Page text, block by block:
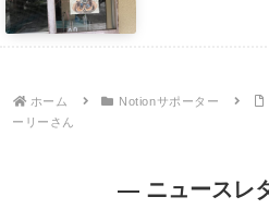
ホーム Notionサポーター
ーリーさん
— ニュースレ